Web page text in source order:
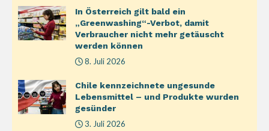
In Österreich gilt bald ein
„Greenwashing“-Verbot, damit
Verbraucher nicht mehr getäuscht
werden können
8. Juli 2026
Chile kennzeichnete ungesunde
Lebensmittel – und Produkte wurden
gesünder
3. Juli 2026